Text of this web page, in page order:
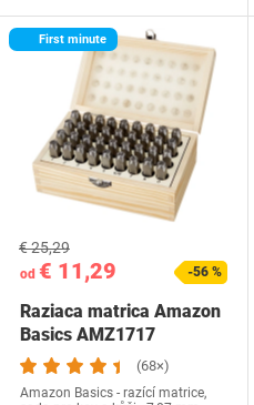
First minute
od € 11,29
€ 25,29
-56 %
Raziaca matrica Amazon
Basics AMZ1717
(68×)
Amazon Basics - razící matrice,